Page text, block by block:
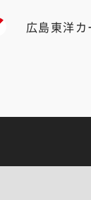
広島東洋カ